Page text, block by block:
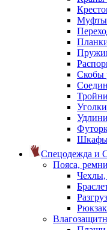
Муфты
Скобы
Уголки
Шкафы
Спецодежда и
Пояса,
Чехлы,